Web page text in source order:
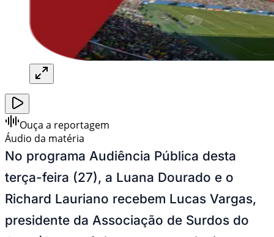
Ouça a reportagem
Áudio da matéria
No programa Audiência Pública desta
terça-feira (27), a Luana Dourado e o
Richard Lauriano recebem Lucas Vargas,
presidente da Associação de Surdos do